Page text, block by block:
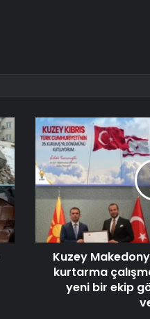
Kuzey
kurtarma
yeni bir ekip